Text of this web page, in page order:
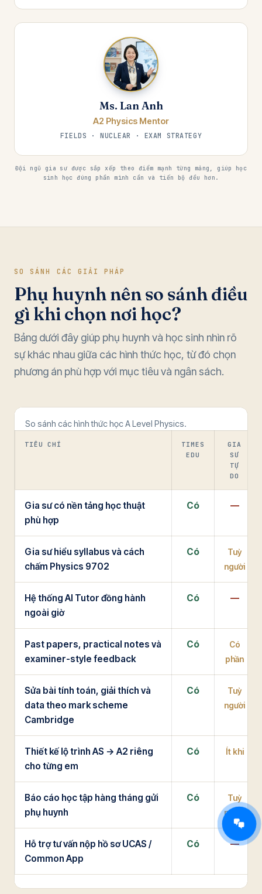
Ms. Lan Anh
A2 Physics Mentor
FIELDS · NUCLEAR · EXAM STRATEGY
Đội ngũ gia sư được sắp xếp theo điểm mạnh từng mảng, giúp học
sinh học đúng phần mình cần và tiến bộ đều hơn.
SO SÁNH CÁC GIẢI PHÁP
Phụ huynh nên so sánh điều
gì khi chọn nơi học?
Bảng dưới đây giúp phụ huynh và học sinh nhìn rõ
sự khác nhau giữa các hình thức học, từ đó chọn
phương án phù hợp với mục tiêu và ngân sách.
So sánh các hình thức học A Level Physics.
TIÊU CHÍ
TIMES
EDU
GIA
SƯ
TỰ
DO
Gia sư có nền tảng học thuật
phù hợp
Có —
Gia sư hiểu syllabus và cách
chấm Physics 9702
Có
Tuỳ
người
Hệ thống AI Tutor đồng hành
ngoài giờ
Có —
Past papers, practical notes và
examiner-style feedback
Có
Có
phần
Sửa bài tính toán, giải thích và
data theo mark scheme
Cambridge
Có
Tuỳ
người
Thiết kế lộ trình AS → A2 riêng
cho từng em
Có Ít khi
Báo cáo học tập hàng tháng gửi
phụ huynh
Có
Tuỳ
người
Hỗ trợ tư vấn nộp hồ sơ UCAS /
Common App
Có —